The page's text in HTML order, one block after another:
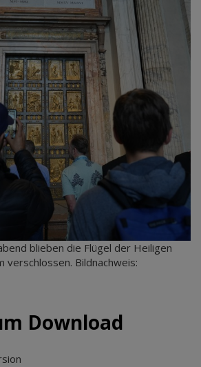
blieben die Flügel der Heiligen
Bildnachweis:
Download